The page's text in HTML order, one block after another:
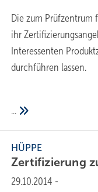
Die zum Prüfzentrum
ihr
Interessenten
durchführen lassen.
...
HÜPPE
Zertifizierung
29.10.2014 -